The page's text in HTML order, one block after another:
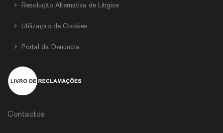
Resolução Alternativa de Litígios
Utilização de Cookies
Portal da Denúncia
Contactos